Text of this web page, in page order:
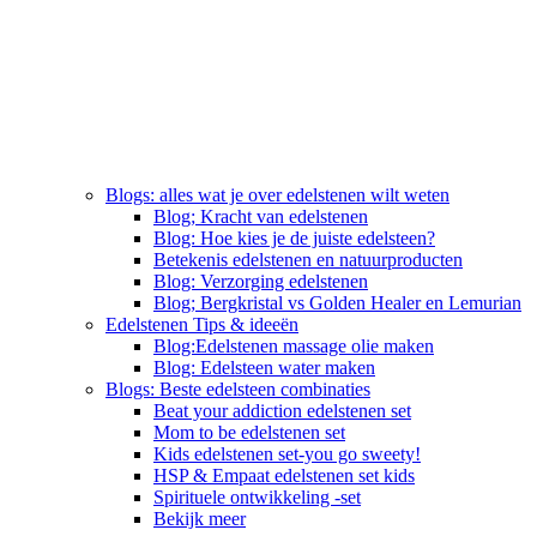
Blogs: alles wat je over edelstenen wilt weten
Blog; Kracht van edelstenen
Blog: Hoe kies je de juiste edelsteen?
Betekenis edelstenen en natuurproducten
Blog: Verzorging edelstenen
Blog; Bergkristal vs Golden Healer en Lemurian
Edelstenen Tips & ideeën
Blog:Edelstenen massage olie maken
Blog: Edelsteen water maken
Blogs: Beste edelsteen combinaties
Beat your addiction edelstenen set
Mom to be edelstenen set
Kids edelstenen set-you go sweety!
HSP & Empaat edelstenen set kids
Spirituele ontwikkeling -set
Bekijk meer